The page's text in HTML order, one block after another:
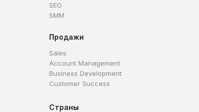
SEO
SMM
Продажи
Sales
Account Management
Business Development
Customer Success
Страны